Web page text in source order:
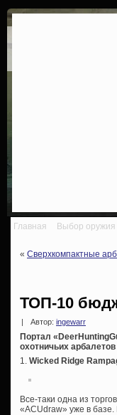
Главная Выбор оружия
« Сверхкомпактные
ТОП-10
| Автор: ingewarr
Портал
охотничьих
1. Wicked Ridge
Все-таки одна из
«ACUdraw» уже в